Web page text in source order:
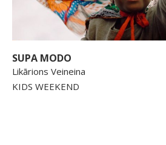
SUPA MODO
Likārions Veineina
KIDS WEEKEND